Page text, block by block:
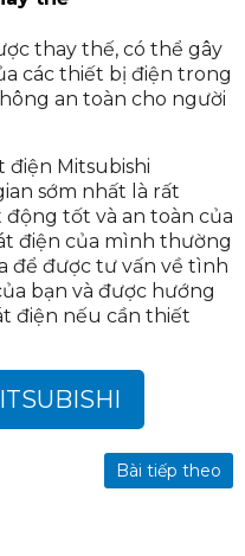
thay thế, có thể gây
các thiết bị điện trong
an toàn cho người
điện Mitsubishi
sớm nhất là rất
tốt và an toàn của
điện của mình thường
để được tư vấn về tình
bạn và được hướng
điện nếu cần thiết
Bài tiếp theo